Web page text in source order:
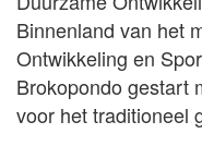
Binnenland van het
Ontwikkeling en
Brokopondo gestart
voor het traditioneel